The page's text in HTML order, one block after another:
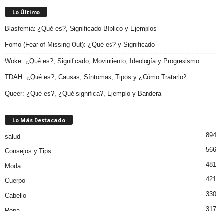
Lo Último
Blasfemia: ¿Qué es?, Significado Bíblico y Ejemplos
Fomo (Fear of Missing Out): ¿Qué es? y Significado
Woke: ¿Qué es?, Significado, Movimiento, Ideología y Progresismo
TDAH: ¿Qué es?, Causas, Síntomas, Tipos y ¿Cómo Tratarlo?
Queer: ¿Qué es?, ¿Qué significa?, Ejemplo y Bandera
Lo Más Destacado
salud 894
Consejos y Tips 566
Moda 481
Cuerpo 421
Cabello 330
317